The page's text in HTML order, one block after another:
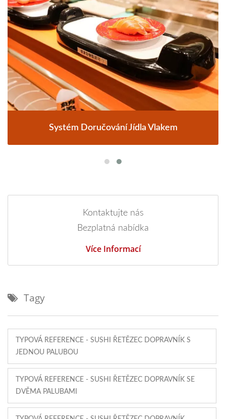
Systém Doručování Jídla Vlakem
Kontaktujte nás
Bezplatná nabídka
Více Informací
Tagy
TYPOVÁ REFERENCE - SUSHI ŘETĚZEC DOPRAVNÍK S
JEDNOU PALUBOU
TYPOVÁ REFERENCE - SUSHI ŘETĚZEC DOPRAVNÍK SE
DVĚMA PALUBAMI